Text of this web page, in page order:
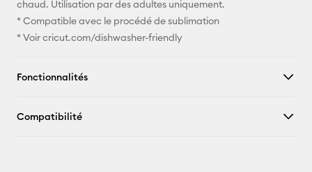
chaud. Utilisation par des adultes uniquement.
* Compatible avec le procédé de sublimation
* Voir cricut.com/dishwasher-friendly
Fonctionnalités
Compatibilité